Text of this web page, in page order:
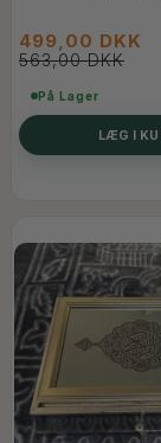
499,00 DKK
563,00 DKK
På Lager
LÆG I